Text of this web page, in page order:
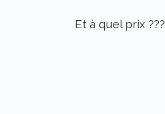
Et à quel prix ???